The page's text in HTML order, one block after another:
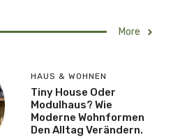
More
HAUS & WOHNEN
Tiny House Oder
Modulhaus? Wie
Moderne Wohnformen
Den Alltag Verändern.